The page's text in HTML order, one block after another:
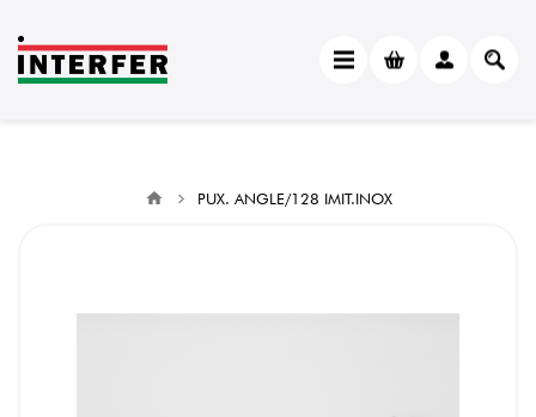
PUX. ANGLE/128 IMIT.INOX